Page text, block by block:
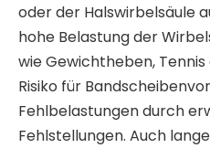
oder der Halswirbelsäule
hohe Belastung der
wie Gewichtheben,
Risiko für
Fehlbelastungen durch
Fehlstellungen. Auch